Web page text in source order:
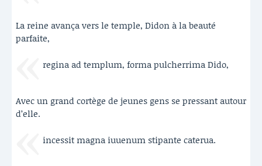
La reine avança vers le temple, Didon à la beauté
parfaite,
regina ad templum, forma pulcherrima Dido,
Avec un grand cortège de jeunes gens se pressant autour
d’elle.
incessit magna iuuenum stipante caterua.